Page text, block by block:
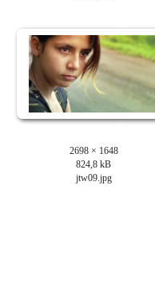
2698 × 1648
824,8 kB
jtw09.jpg